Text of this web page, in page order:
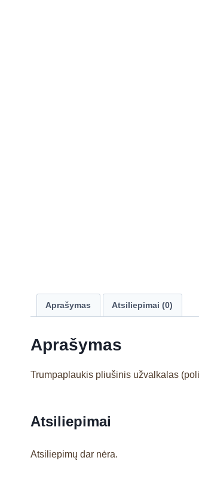
Aprašymas Atsiliepimai (0)
Aprašymas
Trumpaplaukis pliušinis užvalkalas
Atsiliepimai
Atsiliepimų dar nėra.